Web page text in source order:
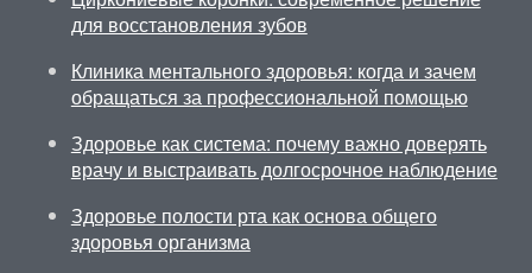
для восстановления зубов
Клиника ментального здоровья: когда и зачем
обращаться за профессиональной помощью
Здоровье как система: почему важно доверять
врачу и выстраивать долгосрочное наблюдение
Здоровье полости рта как основа общего
здоровья организма